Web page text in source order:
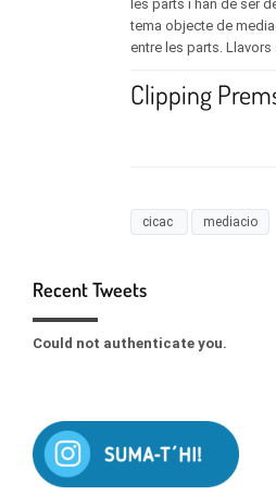
les parts i han de ser
tema objecte de
entre les parts.
Clipping
cicac mediacio
Recent Tweets
Could not authenticate you.